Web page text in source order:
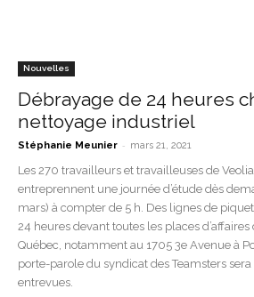
Nouvelles
Débrayage de 24 heures
nettoyage industriel
Stéphanie Meunier - mars 21, 2021
Les 270 travailleurs et travailleuses de
entreprennent une journée d’étude dès
mars) à compter de 5 h. Des lignes de
24 heures devant toutes les places
Québec, notamment au 1705 3e Avenue à
porte-parole du syndicat des Teamsters
entrevues.